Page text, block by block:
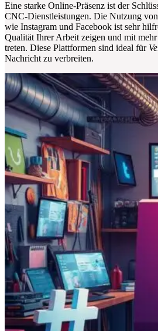
Eine starke Online-Präsenz ist der
CNC-Dienstleistungen. Die Nutzung
wie Instagram und Facebook ist sehr
Qualität Ihrer Arbeit zeigen und mit
treten. Diese Plattformen sind ideal für
Nachricht zu verbreiten.